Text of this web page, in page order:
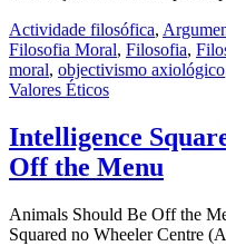
Actividade filosófica,
Filosofia Moral, Filosofia,
moral, objectivismo axiológico
Valores Éticos
Intelligence
Off the Menu
Animals Should Be Off the
Squared no Wheeler Centre